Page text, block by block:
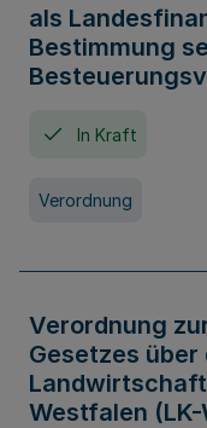
als
Bestimmung
In Kraft
Verordnung
Verordnung
Gesetzes über
Westfalen